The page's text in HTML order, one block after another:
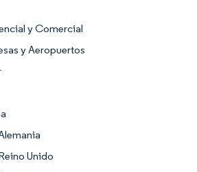
y Comercial
y Aeropuertos
Unido